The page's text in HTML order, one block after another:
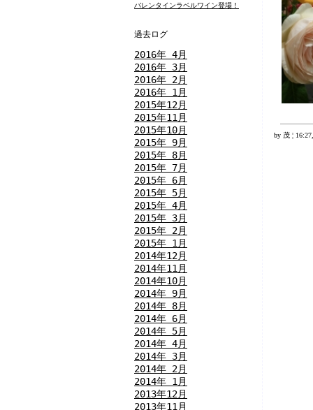
バレンタインラベルワイン登場！
過去ログ
2016年 4月
2016年 3月
2016年 2月
2016年 1月
2015年12月
2015年11月
2015年10月
2015年 9月
2015年 8月
2015年 7月
2015年 6月
2015年 5月
2015年 4月
2015年 3月
2015年 2月
2015年 1月
2014年12月
2014年11月
2014年10月
2014年 9月
2014年 8月
2014年 6月
2014年 5月
2014年 4月
2014年 3月
2014年 2月
2014年 1月
2013年12月
2013年11月
by 茂 ¦